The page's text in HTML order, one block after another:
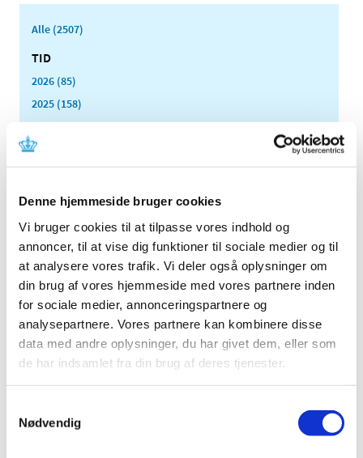
Denne hjemmeside bruger cookies
Vi bruger cookies til at tilpasse vores indhold og
annoncer, til at vise dig funktioner til sociale medier og til
at analysere vores trafik. Vi deler også oplysninger om
din brug af vores hjemmeside med vores partnere inden
for sociale medier, annonceringspartnere og
analysepartnere. Vores partnere kan kombinere disse
data med andre oplysninger, du har givet dem, eller som
de har indsamlet fra din brug af deres tjenester.
Nødvendig
Alle (2507)
TID
2026 (85)
2025 (158)
2024 (224)
2023 (195)
2022 (197)
2021 (516)
2019 (159)
2018 (150)
2017 (167)
2016 (167)
2015 (33)
2014 (44)
2011 (13)